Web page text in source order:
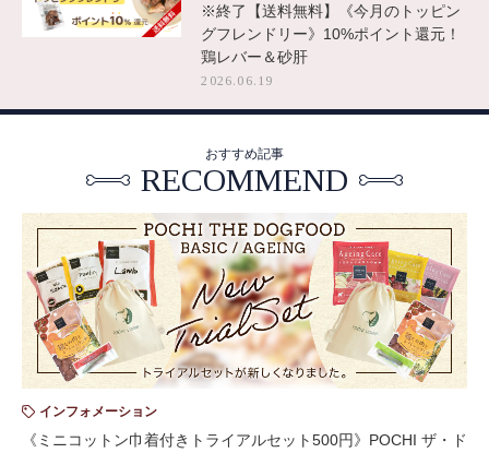
※終了【送料無料】《今月のトッピン
グフレンドリー》10%ポイント還元！
鶏レバー＆砂肝
2026.06.19
おすすめ記事
RECOMMEND
インフォメーション
《ミニコットン巾着付きトライアルセット500円》POCHI ザ・ド